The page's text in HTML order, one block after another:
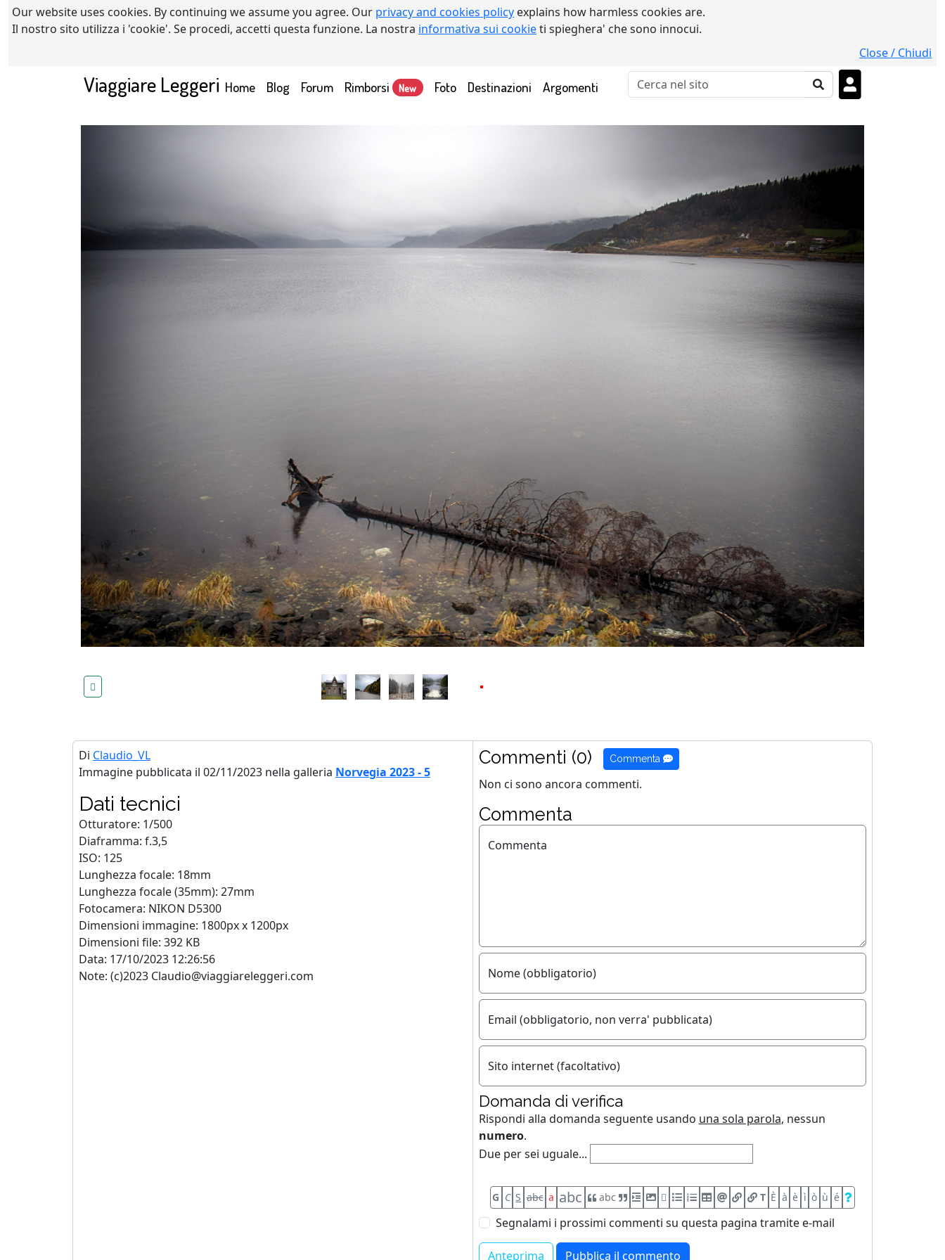
Our website uses cookies. By continuing we assume you agree. Our privacy and cookies policy explains how harmless cookies are.
Il nostro sito utilizza i 'cookie'. Se procedi, accetti questa funzione. La nostra informativa sui cookieti spieghera' che sono innocui.
Close / Chiudi
Viaggiare Leggeri Home(current)
Blog Forum Rimborsi New Foto Destinazioni Argomenti
Di Claudio_VL
Immagine pubblicata il 02/11/2023 nella galleria Norvegia 2023 - 5
Dati tecnici
Otturatore: 1/500
Diaframma: f.3,5
ISO: 125
Lunghezza focale: 18mm
Lunghezza focale (35mm): 27mm
Fotocamera: NIKON D5300
Dimensioni immagine: 1800px x 1200px
Dimensioni file: 392 KB
Data: 17/10/2023 12:26:56
Note: (c)2023 Claudio@viaggiareleggeri.com
Commenti (0) Commenta
Non ci sono ancora commenti.
Commenta
Commenta
Nome (obbligatorio)
Email (obbligatorio, non verra' pubblicata)
Sito internet (facoltativo)
Domanda di verifica
Rispondi alla domanda seguente usando una sola parola, nessun
numero.
Due per sei uguale...
G C S abc a abc abc T È à è ì ò ù é
Segnalami i prossimi commenti su questa pagina tramite e-mail